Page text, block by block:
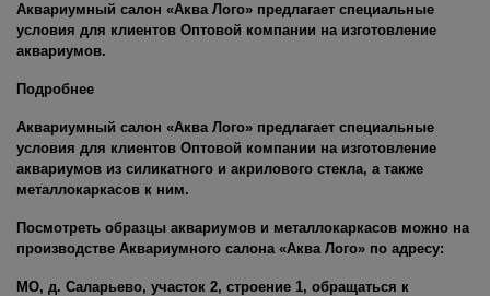
Аквариумный салон «Аква Лого» предлагает специальные
условия для клиентов Оптовой компании на изготовление
аквариумов.
Подробнее
Аквариумный салон «Аква Лого» предлагает специальные
условия для клиентов Оптовой компании на изготовление
аквариумов из силикатного и акрилового стекла, а также
металлокаркасов к ним.
Посмотреть образцы аквариумов и металлокаркасов можно на
производстве Аквариумного салона «Аква Лого» по адресу:
МО, д. Саларьево, участок 2, строение 1, обращаться к